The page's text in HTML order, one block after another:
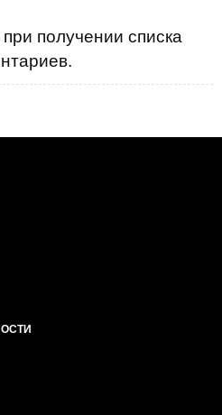
получении списка